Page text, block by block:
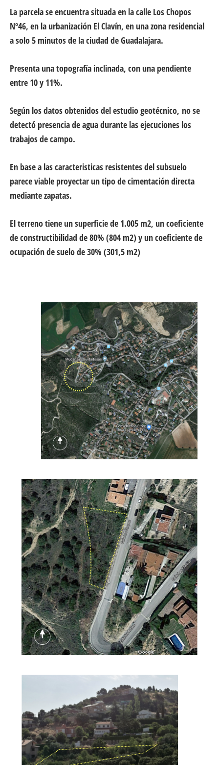
La parcela se encuentra situada en la calle Los Chopos
Nº46, en la urbanización El Clavín, en una zona residencial
a solo 5 minutos de la ciudad de Guadalajara.
Presenta una topografía inclinada, con una pendiente
entre 10 y 11%.
Según los datos obtenidos del estudio geotécnico, no se
detectó presencia de agua durante las ejecuciones los
trabajos de campo.
En base a las caracteristicas resistentes del subsuelo
parece viable proyectar un tipo de cimentación directa
mediante zapatas.
El terreno tiene un superficie de 1.005 m2, un coeficiente
de constructibilidad de 80% (804 m2) y un coeficiente de
ocupación de suelo de 30% (301,5 m2)